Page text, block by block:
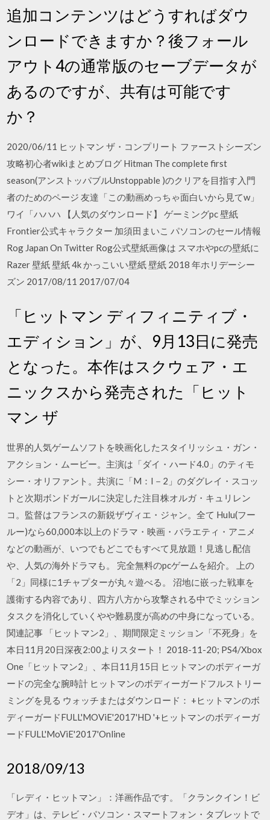
追加コンテンツはどうすればダウ
ンロードできますか？後フォール
アウト4の通常版のセーブデータが
あるのですが、共有は可能です
か？
2020/06/11 ヒットマン ザ・コンプリート ファーストシーズン
攻略初心者wikiまとめブログ Hitman The complete first
season(アンストッパブルUnstoppable )のクリアを目指す入門
者のためのページ 友達「この動画めっちゃ面白いから見てw」
ワイ「ハハハ 【人気のダウンロード】 ゲーミングpc 壁紙
Frontier公式キャラクター 加須田まいこ パソコンのセール情報
Rog Japan On Twitter Rog公式壁紙画像は スマホやpcの壁紙に
Razer 壁紙 壁紙 4k かっこいい壁紙 壁紙 2018 年ホリデーシー
ズン 2017/08/11 2017/07/04
「ヒットマン ディフィニティブ・
エディション」が、9月13日に発売
となった。本作はスクウェア・エ
ニックスから発売された「ヒット
マン ザ
世界的人気ゲームソフトを映画化したスタイリッシュ・ガン・
アクション・ムービー。主演は「ダイ・ハード4.0」のティモ
シー・オリファント。共演に「M：I－2」のダグレイ・スコッ
トと次期ボンドガールに決定した注目株オルガ・キュリレン
コ。監督はフランスの新鋭ザヴィエ・ジャン。全て Hulu(フー
ルー)なら60,000本以上のドラマ・映画・バラエティ・アニメ
などの動画が、いつでもどこでもすべて見放題！見逃し配信
や、人気の海外ドラマも。 完全無料のpcゲームを紹介。 上の
「2」同様に1チャプターが丸々遊べる。 沼地に嵌った戦車を
護衛する内容であり、四方八方から攻撃される中でミッション
タスクを消化していくやや難易度が高めの中身になっている。
関連記事 「ヒットマン2」、期間限定ミッション「不死身」を
本日11月20日深夜2:00よりスタート！ 2018-11-20; PS4/Xbox
One「ヒットマン2」、本日11月15日 ヒットマンのボディーガ
ードの完全な腕時計 ヒットマンのボディーガードフルストリー
ミングを見る ウォッチまたはダウンロード： +ヒットマンのボ
ディーガードFULL'MOViE'2017'HD '+ヒットマンのボディーガ
ードFULL'MoViE'2017'Online
2018/09/13
「レディ・ヒットマン」：洋画作品です。「クランクイン！ビ
デオ」は、テレビ・パソコン・スマートフォン・タブレットで